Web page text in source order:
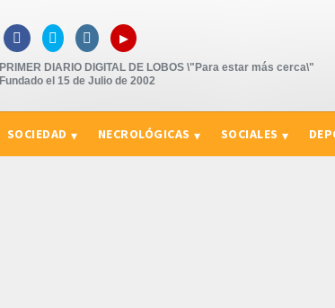
   ▸
PRIMER DIARIO DIGITAL DE LOBOS \"Para estar más cerca\"
Fundado el 15 de Julio de 2002
SOCIEDAD NECROLÓGICAS SOCIALES